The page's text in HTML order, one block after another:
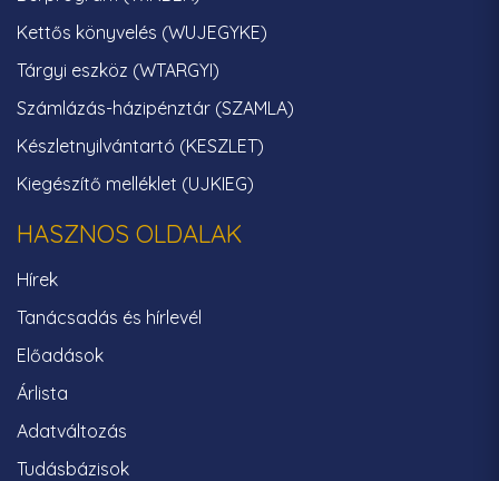
Kettős könyvelés (WUJEGYKE)
Tárgyi eszköz (WTARGYI)
Számlázás-házipénztár (SZAMLA)
Készletnyilvántartó (KESZLET)
Kiegészítő melléklet (UJKIEG)
HASZNOS OLDALAK
Hírek
Tanácsadás és hírlevél
Előadások
Árlista
Adatváltozás
Tudásbázisok